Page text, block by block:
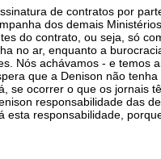
de contratos por
dos demais
do contrato, ou seja, só
no ar, enquanto a
Nós achávamos - e temos
que a Denison não
se ocorrer o que os jornais
responsabilidade das
esta responsabilidade,